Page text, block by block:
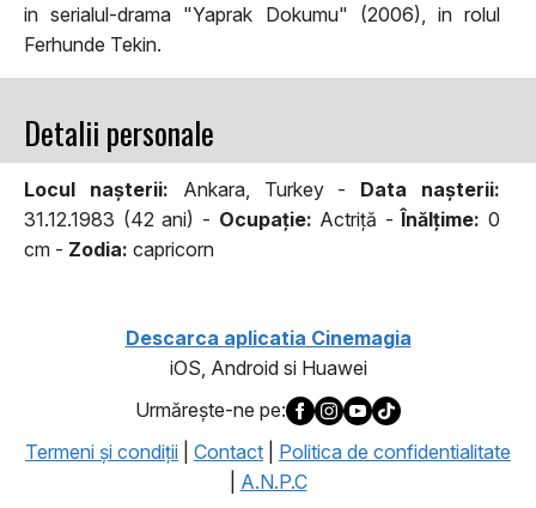
in serialul-drama "Yaprak Dokumu" (2006), in rolul
Ferhunde Tekin.
Detalii personale
Locul naşterii: Ankara, Turkey - Data naşterii:
31.12.1983 (42 ani) - Ocupaţie: Actriţă -Înălţime: 0
cm - Zodia: capricorn
Descarca aplicatia Cinemagia
iOS, Android si Huawei
Urmăreşte-ne pe:
Termeni şi condiţii
Contact
Politica de confidentialitate
A.N.P.C